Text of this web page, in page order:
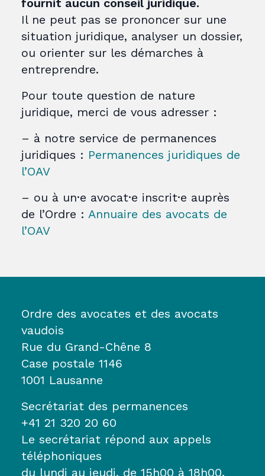
fournit aucun conseil juridique.
Il ne peut pas se prononcer sur une
situation juridique, analyser un dossier,
ou orienter sur les démarches à
entreprendre.
Pour toute question de nature
juridique, merci de vous adresser :
– à notre service de permanences
juridiques : Permanences juridiques de
l’OAV
– ou à un·e avocat·e inscrit·e auprès
de l’Ordre : Annuaire des avocats de
l’OAV
Ordre des avocates et des avocats
vaudois
Rue du Grand-Chêne 8
Case postale 1146
1001 Lausanne
Secrétariat des permanences
+41 21 320 20 60
Le secrétariat répond aux appels
téléphoniques
du lundi au jeudi, de 15h00 à 18h00.